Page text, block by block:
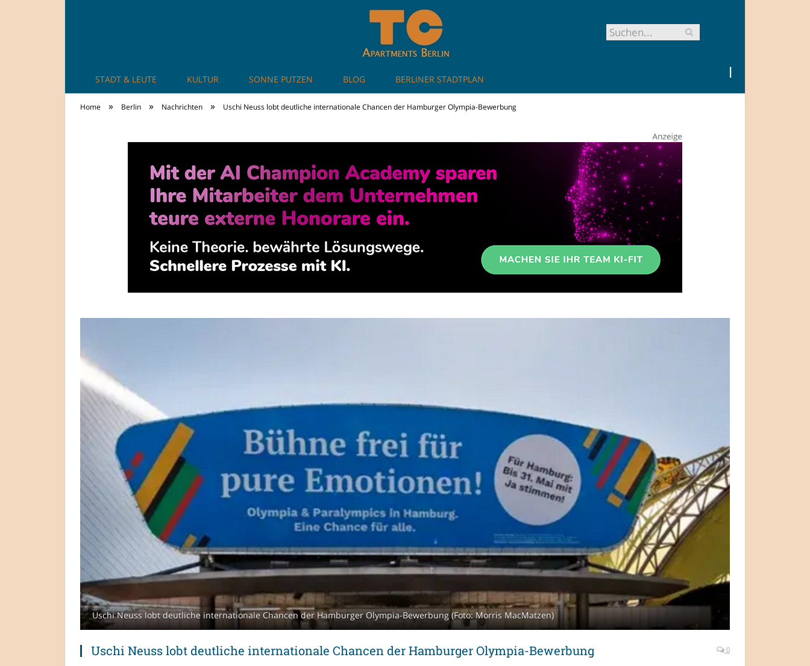
TheCity: Living Apartments in Berlin
STADT & LEUTE KULTUR SONNE PUTZEN BLOG BERLINER STADTPLAN
Home » Berlin » Nachrichten » Uschi Neuss lobt deutliche internationale Chancen der Hamburger Olympia-Bewerbung
Uschi Neuss lobt deutliche internationale Chancen der Hamburger Olympia-Bewerbung (Foto: Morris MacMatzen)
Uschi Neuss lobt deutliche internationale Chancen der Hamburger Olympia-Bewerbung 0